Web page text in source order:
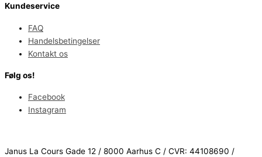
Kundeservice
FAQ
Handelsbetingelser
Kontakt os
Følg os!
Facebook
Instagram
Janus La Cours Gade 12 / 8000 Aarhus C / CVR: 44108690 /